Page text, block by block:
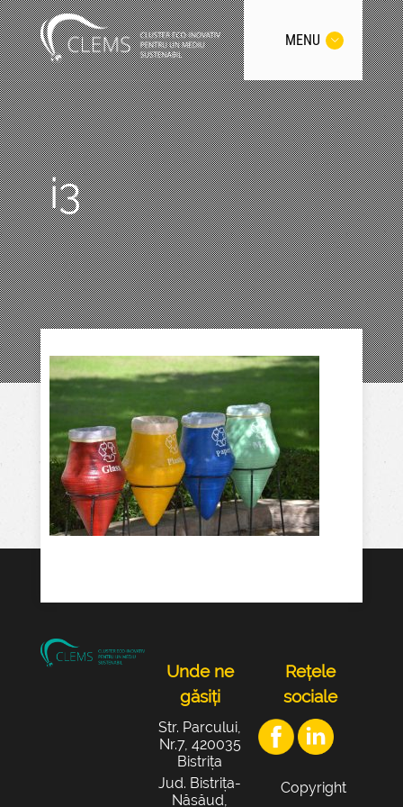
MENU
i3
Unde ne
găsiți
Str. Parcului,
Nr.7, 420035
Bistrița
Jud. Bistrița-
Năsăud,
Rețele
sociale
Copyright